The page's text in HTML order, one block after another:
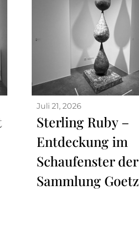
Juli 21, 2026
Sterling Ruby –
Entdeckung im
Schaufenster der
Sammlung Goetz